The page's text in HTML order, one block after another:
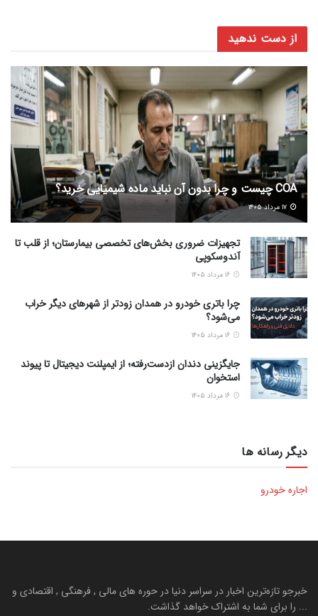
از دست ندهید
COA چیست و چرا بدون آن نباید ماده شیمیایی خرید؟
تجهیزات ضروری بخش‌های تخصصی بیمارستان؛ از قلب تا
آندوسکوپی
چرا باتری خودرو در همدان زودتر از شهرهای دیگر خراب
می‌شود؟
جایگزینی دندان ازدست‌رفته؛ از ایمپلنت دیجیتال تا پیوند
استخوان
دیگر رسانه ها
اجاره خودرو
خبرجو تازه‌ترین اخبار در سراسر دنیا در حوره های مالی , فرهنگی , اقتصادی و
... را برای شما به اشتراک خواهد گذاشت.